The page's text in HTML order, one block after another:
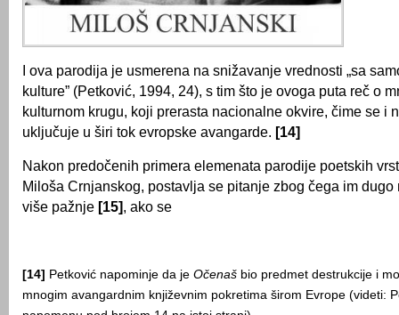
I ova parodija je usmerena na snižavanje vrednosti „sa
kulture” (Petković, 1994, 24), s tim što je ovoga puta reč o
kulturnom krugu, koji prerasta nacionalne okvire, čime se i
uključuje u širi tok evropske avangarde. [14]
Nakon predočenih primera elemenata parodije poetskih
Miloša Crnjanskog, postavlja se pitanje zbog čega im
više pažnje [15], ako se
[14] Petković napominje da je Očenaš bio predmet destrukcije i
mnogim avangardnim književnim pokretima širom Evrope (videti: